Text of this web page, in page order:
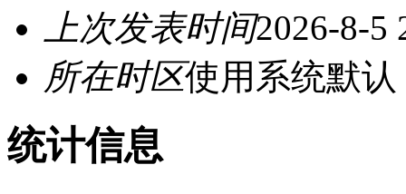
上次发表时间2026-8-5
所在时区使用系统默认
统计信息